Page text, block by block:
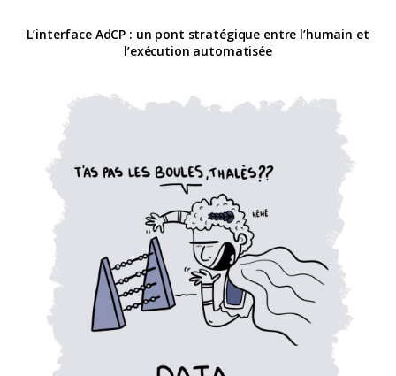
L’interface AdCP : un pont stratégique entre l’humain et
l’exécution automatisée